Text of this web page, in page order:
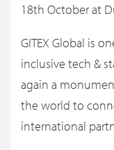
18th October at
GITEX Global is
inclusive tech &
again a
the world to
international